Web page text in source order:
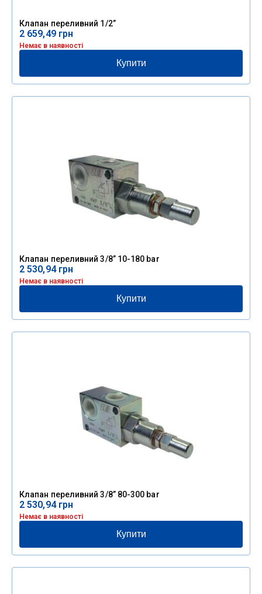
Клапан переливний 1/2”
2 659,49 грн
Немає в наявності
Купити
Клапан переливний 3/8” 10-180 bar
2 530,94 грн
Немає в наявності
Купити
Клапан переливний 3/8” 80-300 bar
2 530,94 грн
Немає в наявності
Купити